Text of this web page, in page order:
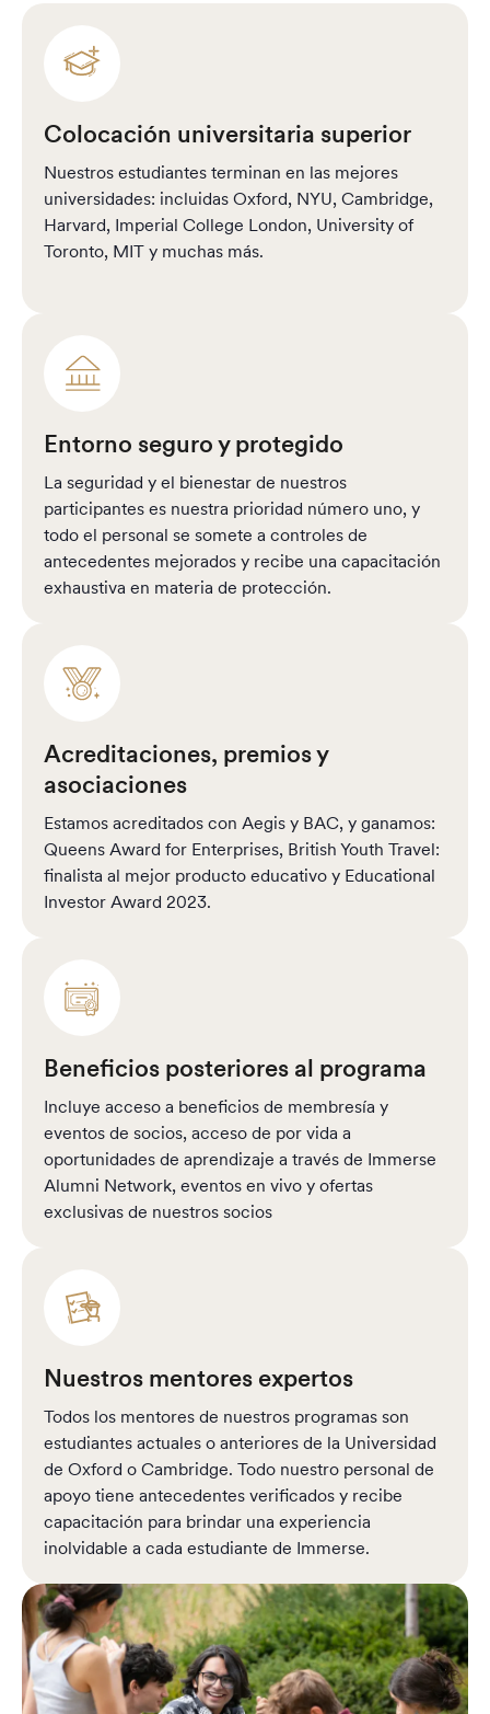
Colocación universitaria superior
Nuestros estudiantes terminan en las mejores
universidades: incluidas Oxford, NYU, Cambridge,
Harvard, Imperial College London, University of
Toronto, MIT y muchas más.
Entorno seguro y protegido
La seguridad y el bienestar de nuestros
participantes es nuestra prioridad número uno, y
todo el personal se somete a controles de
antecedentes mejorados y recibe una capacitación
exhaustiva en materia de protección.
Acreditaciones, premios y
asociaciones
Estamos acreditados con Aegis y BAC, y ganamos:
Queens Award for Enterprises, British Youth Travel:
finalista al mejor producto educativo y Educational
Investor Award 2023.
Beneficios posteriores al programa
Incluye acceso a beneficios de membresía y
eventos de socios, acceso de por vida a
oportunidades de aprendizaje a través de Immerse
Alumni Network, eventos en vivo y ofertas
exclusivas de nuestros socios
Nuestros mentores expertos
Todos los mentores de nuestros programas son
estudiantes actuales o anteriores de la Universidad
de Oxford o Cambridge. Todo nuestro personal de
apoyo tiene antecedentes verificados y recibe
capacitación para brindar una experiencia
inolvidable a cada estudiante de Immerse.